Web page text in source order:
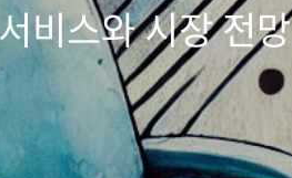
비스와 시장 전망